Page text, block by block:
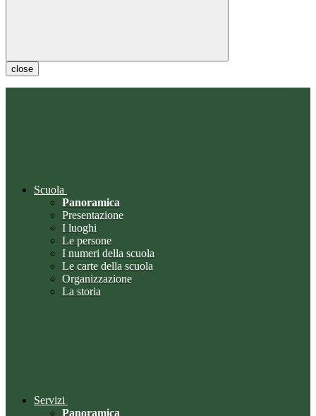
close
Scuola
Panoramica
Presentazione
I luoghi
Le persone
I numeri della scuola
Le carte della scuola
Organizzazione
La storia
Servizi
Panoramica